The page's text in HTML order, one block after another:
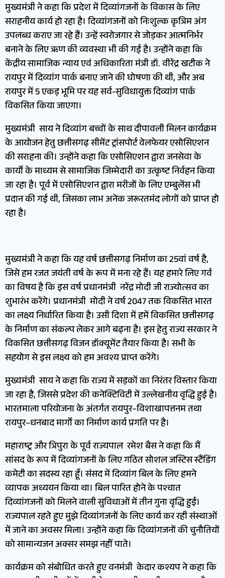
मुख्यमंत्री ने कहा कि प्रदेश में दिव्यांगजनों के विकास के लिए
सराहनीय कार्य हो रहा है। दिव्यांगजनों को निःशुल्क कृत्रिम अंग
उपलब्ध कराए जा रहे हैं। उन्हें स्वरोजगार से जोड़कर आत्मनिर्भर
बनाने के लिए ऋण की व्यवस्था भी की गई है। उन्होंने कहा कि
केंद्रीय सामाजिक न्याय एवं अधिकारिता मंत्री डॉ. वीरेंद्र खटीक ने
रायपुर में दिव्यांग पार्क बनाए जाने की घोषणा की थी, और अब
रायपुर में 5 एकड़ भूमि पर यह सर्व-सुविधायुक्त दिव्यांग पार्क
विकसित किया जाएगा।
मुख्यमंत्री साय ने दिव्यांग बच्चों के साथ दीपावली मिलन कार्यक्रम
के आयोजन हेतु छत्तीसगढ़ सीमेंट ट्रांसपोर्ट वेलफेयर एसोसिएशन
की सराहना की। उन्होंने कहा कि एसोसिएशन द्वारा जनसेवा के
कार्यों के माध्यम से सामाजिक जिम्मेदारी का उत्कृष्ट निर्वहन किया
जा रहा है। पूर्व में एसोसिएशन द्वारा मरीजों के लिए एम्बुलेंस भी
प्रदान की गई थी, जिसका लाभ अनेक जरूरतमंद लोगों को प्राप्त हो
रहा है।
मुख्यमंत्री ने कहा कि यह वर्ष छत्तीसगढ़ निर्माण का 25वां वर्ष है,
जिसे हम रजत जयंती वर्ष के रूप में मना रहे हैं। यह हमारे लिए गर्व
का विषय है कि इस वर्ष प्रधानमंत्री नरेंद्र मोदी जी राज्योत्सव का
शुभारंभ करेंगे। प्रधानमंत्री मोदी ने वर्ष 2047 तक विकसित भारत
का लक्ष्य निर्धारित किया है। उसी दिशा में हमें विकसित छत्तीसगढ़
के निर्माण का संकल्प लेकर आगे बढ़ना है। इस हेतु राज्य सरकार ने
विकसित छत्तीसगढ़ विजन डॉक्यूमेंट तैयार किया है। सभी के
सहयोग से इस लक्ष्य को हम अवश्य प्राप्त करेंगे।
मुख्यमंत्री साय ने कहा कि राज्य में सड़कों का निरंतर विस्तार किया
जा रहा है, जिससे प्रदेश की कनेक्टिविटी में उल्लेखनीय वृद्धि हुई है।
भारतमाला परियोजना के अंतर्गत रायपुर–विशाखापत्तनम तथा
रायपुर–धनबाद मार्गों का निर्माण कार्य प्रगति पर है।
महाराष्ट्र और त्रिपुरा के पूर्व राज्यपाल रमेश बैस ने कहा कि मैं
सांसद के रूप में दिव्यांगजनों के लिए गठित सोशल जस्टिस स्टैंडिंग
कमेटी का सदस्य रहा हूँ। संसद में दिव्यांग बिल के लिए हमने
व्यापक अध्ययन किया था। बिल पारित होने के पश्चात
दिव्यांगजनों को मिलने वाली सुविधाओं में तीन गुना वृद्धि हुई।
राज्यपाल रहते हुए मुझे दिव्यांगजनों के लिए कार्य कर रही संस्थाओं
में जाने का अवसर मिला। उन्होंने कहा कि दिव्यांगजनों की चुनौतियों
को सामान्यजन अक्सर समझ नहीं पाते।
कार्यक्रम को संबोधित करते हुए वनमंत्री केदार कश्यप ने कहा कि